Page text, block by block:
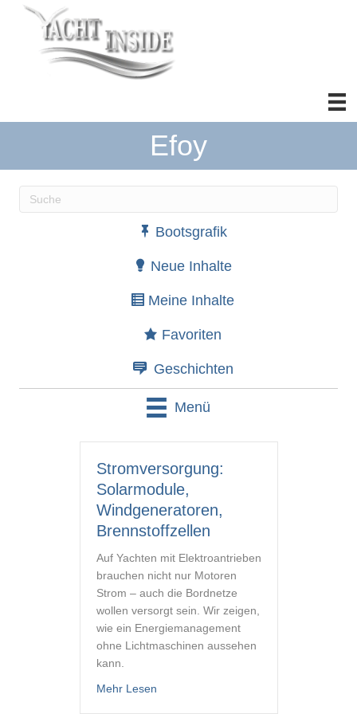
Efoy
Wenn die Ergebnisse der automatischen
Bootsgrafik
Neue Inhalte
Meine Inhalte
Favoriten
Geschichten
Menü
Stromversorgung:
Solarmodule,
Windgeneratoren,
Brennstoffzellen
Auf Yachten mit Elektroantrieben
brauchen nicht nur Motoren
Strom – auch die Bordnetze
wollen versorgt sein. Wir zeigen,
wie ein Energiemanagement
ohne Lichtmaschinen aussehen
kann.
Mehr Lesenabout Stromversorgung: Solarmodule,